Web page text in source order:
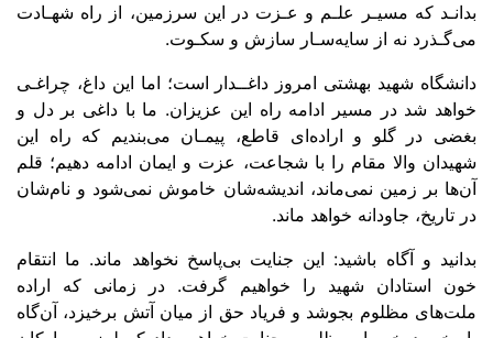
که مسیـر علـم و عـزت در این سرزمین، از راه شهـادت
نه از سایه‌سـار سازش و سکـوت.
شهید بهشتی امروز داغــدار است؛ اما این داغ، چراغـی
شد در مسیر ادامه راه این عزیزان. ما با داغی بر دل و
در گلو و اراده‌ای قاطع، پیمـان می‌بندیم که راه این
والا مقام را با شجاعت، عزت و ایمان ادامه دهیم؛ قلم
بر زمین نمی‌ماند، اندیشه‌شان خاموش نمی‌شود و نام‌شان
جاودانه خواهد ماند.
و آگاه باشید: این جنایت بی‌پاسخ نخواهد ماند. ما انتقام
استادان شهید را خواهیم گرفت. در زمانی که اراده
مظلوم بجوشد و فریاد حق از میان آتش برخیزد، آن‌گاه